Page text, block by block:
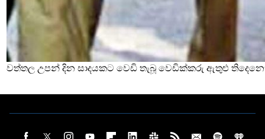
වත්තල උපන් දින සාදයකට වෙඩි තැබූ වෙඩික්කරු ඇතුළු